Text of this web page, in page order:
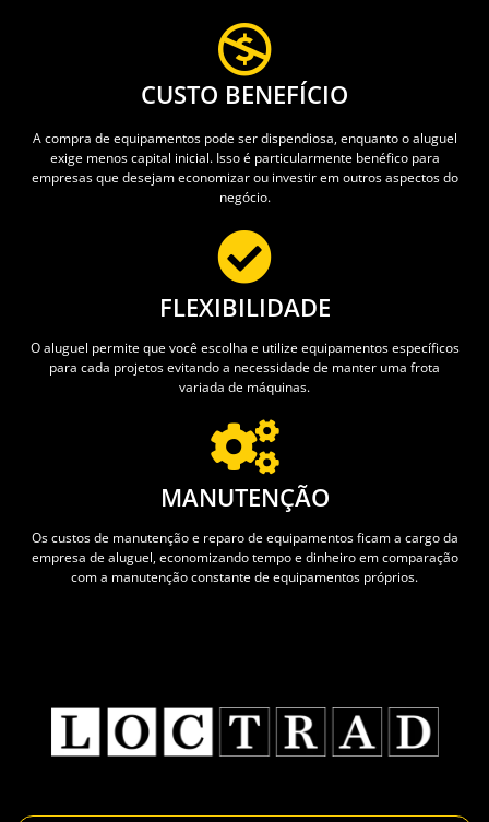
CUSTO BENEFÍCIO
A compra de equipamentos pode ser dispendiosa, enquanto o aluguel
exige menos capital inicial. Isso é particularmente benéfico para
empresas que desejam economizar ou investir em outros aspectos do
negócio.
FLEXIBILIDADE
O aluguel permite que você escolha e utilize equipamentos específicos
para cada projetos evitando a necessidade de manter uma frota
variada de máquinas.
MANUTENÇÃO
Os custos de manutenção e reparo de equipamentos ficam a cargo da
empresa de aluguel, economizando tempo e dinheiro em comparação
com a manutenção constante de equipamentos próprios.